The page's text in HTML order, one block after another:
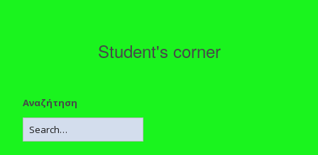
Student's corner
Αναζήτηση